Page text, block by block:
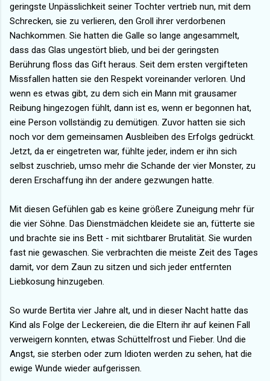
geringste Unpässlichkeit seiner Tochter vertrieb nun, mit dem
Schrecken, sie zu verlieren, den Groll ihrer verdorbenen
Nachkommen. Sie hatten die Galle so lange angesammelt,
dass das Glas ungestört blieb, und bei der geringsten
Berührung floss das Gift heraus. Seit dem ersten vergifteten
Missfallen hatten sie den Respekt voreinander verloren. Und
wenn es etwas gibt, zu dem sich ein Mann mit grausamer
Reibung hingezogen fühlt, dann ist es, wenn er begonnen hat,
eine Person vollständig zu demütigen. Zuvor hatten sie sich
noch vor dem gemeinsamen Ausbleiben des Erfolgs gedrückt.
Jetzt, da er eingetreten war, fühlte jeder, indem er ihn sich
selbst zuschrieb, umso mehr die Schande der vier Monster, zu
deren Erschaffung ihn der andere gezwungen hatte.
Mit diesen Gefühlen gab es keine größere Zuneigung mehr für
die vier Söhne. Das Dienstmädchen kleidete sie an, fütterte sie
und brachte sie ins Bett - mit sichtbarer Brutalität. Sie wurden
fast nie gewaschen. Sie verbrachten die meiste Zeit des Tages
damit, vor dem Zaun zu sitzen und sich jeder entfernten
Liebkosung hinzugeben.
So wurde Bertita vier Jahre alt, und in dieser Nacht hatte das
Kind als Folge der Leckereien, die die Eltern ihr auf keinen Fall
verweigern konnten, etwas Schüttelfrost und Fieber. Und die
Angst, sie sterben oder zum Idioten werden zu sehen, hat die
ewige Wunde wieder aufgerissen.